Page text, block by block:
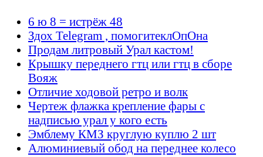
6 ю 8 = истрёж 48
Здох Telegram , помогитеклОпОна
Продам литровый Урал кастом!
Крышку переднего гтц или гтц в сборе
Вояж
Отличие ходовой ретро и волк
Чертеж флажка крепление фары с
надписью урал у кого есть
Эмблему КМЗ круглую куплю 2 шт
Алюминиевый обод на переднее колесо